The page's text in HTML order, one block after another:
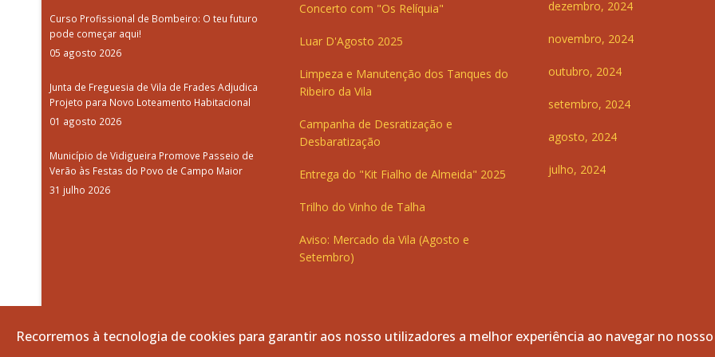
Curso Profissional de Bombeiro: O teu futuro
pode começar aqui!
05 agosto 2026
Junta de Freguesia de Vila de Frades Adjudica
Projeto para Novo Loteamento Habitacional
01 agosto 2026
Município de Vidigueira Promove Passeio de
Verão às Festas do Povo de Campo Maior
31 julho 2026
Concerto com "Os Relíquia"
Luar D'Agosto 2025
Limpeza e Manutenção dos Tanques do
Ribeiro da Vila
Campanha de Desratização e
Desbaratização
Entrega do "Kit Fialho de Almeida" 2025
Trilho do Vinho de Talha
Aviso: Mercado da Vila (Agosto e
Setembro)
dezembro, 2024
novembro, 2024
outubro, 2024
setembro, 2024
agosto, 2024
julho, 2024
© 2026 Freguesia de Vila de Frades. Todos os direitos reservados.
Recorremos à tecnologia de cookies para garantir aos nosso utilizadores a melhor experiência ao navegar no